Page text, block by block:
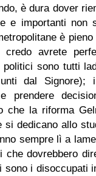
è dura dover
e importanti non
è
credo avrete
politici sono tutti
dal Signore);
e prendere
che la riforma
si dedicano allo
sempre lì a
che dovrebbero
sono i disoccupati